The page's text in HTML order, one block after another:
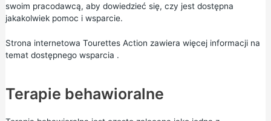
swoim pracodawcą, aby dowiedzieć się, czy jest dostępna
jakakolwiek pomoc i wsparcie.
Strona internetowa Tourettes Action zawiera więcej informacji na
temat dostępnego wsparcia .
Terapie behawioralne